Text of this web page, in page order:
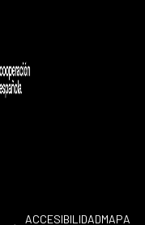
ACCESIBILIDADMAPA